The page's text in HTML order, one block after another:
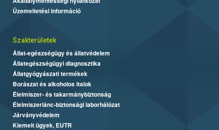
Üzemeltetési információ
Szakterületek
Állat-egészségügy és állatvédelem
Állategészségügyi diagnosztika
Állatgyógyászati termékek
Borászat és alkoholos italok
Élelmiszer- és takarmánybiztonság
Élelmiszerlánc-biztonsági laborhálózat
Járványvédelem
Kiemelt ügyek, EUTR